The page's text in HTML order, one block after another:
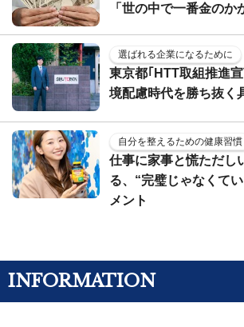
「世の中で一番金のか
選ばれる企業になるために
東京都｢HTT取組推進
境配慮時代を勝ち抜く
自分を整えるための健康習慣
仕事に家事と慌ただし
る、“完璧じゃなくて
メント
INFORMATION